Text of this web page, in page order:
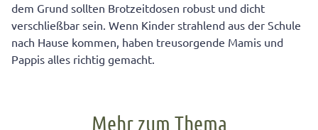
dem Grund sollten Brotzeitdosen robust und dicht
verschließbar sein. Wenn Kinder strahlend aus der Schule
nach Hause kommen, haben treusorgende Mamis und
Pappis alles richtig gemacht.
Mehr zum Thema